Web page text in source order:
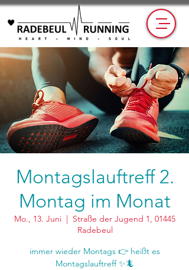
Montagslauftreff 2.
Montag im Monat
Mo., 13. Juni
  |
Straße der Jugend 1, 01445
Radebeul
immer wieder Montags 👉 heißt es
Montagslauftreff ✨🦎